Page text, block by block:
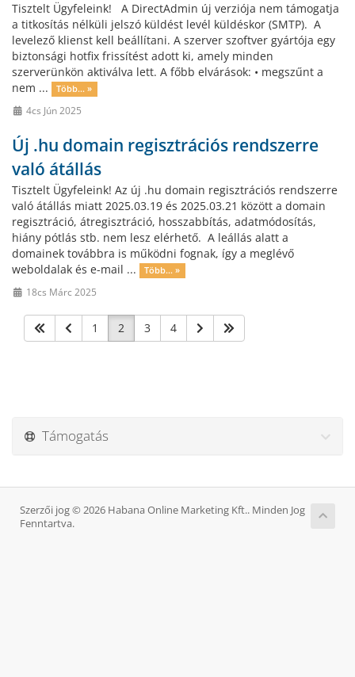
Tisztelt Ügyfeleink! A DirectAdmin új verziója nem támogatja
a titkosítás nélküli jelszó küldést levél küldéskor (SMTP). A
levelező klienst kell beállítani. A szerver szoftver gyártója egy
biztonsági hotfix frissítést adott ki, amely minden
szerverünkön aktiválva lett. A főbb elvárások: • megszűnt a
nem ...
Több... »
4cs Jún 2025
Új .hu domain regisztrációs rendszerre
való átállás
Tisztelt Ügyfeleink! Az új .hu domain regisztrációs rendszerre
való átállás miatt 2025.03.19 és 2025.03.21 között a domain
regisztráció, átregisztráció, hosszabbítás, adatmódosítás,
hiány pótlás stb. nem lesz elérhető. A leállás alatt a
domainek továbbra is működni fognak, így a meglévő
weboldalak és e-mail ...
Több... »
18cs Márc 2025
1 2 3 4
Támogatás
Szerzői jog © 2026 Habana Online Marketing Kft.. Minden Jog
Fenntartva.